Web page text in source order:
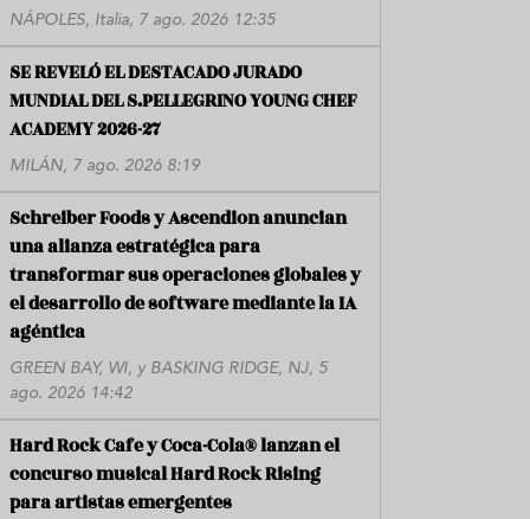
NÁPOLES, Italia, 7 ago. 2026 12:35
SE REVELÓ EL DESTACADO JURADO
MUNDIAL DEL S.PELLEGRINO YOUNG CHEF
ACADEMY 2026-27
MILÁN, 7 ago. 2026 8:19
Schreiber Foods y Ascendion anuncian
una alianza estratégica para
transformar sus operaciones globales y
el desarrollo de software mediante la IA
agéntica
GREEN BAY, WI, y BASKING RIDGE, NJ, 5
ago. 2026 14:42
Hard Rock Cafe y Coca-Cola® lanzan el
concurso musical Hard Rock Rising
para artistas emergentes